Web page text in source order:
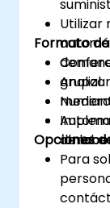
Utilizar
Formato
grupal.
de
Opciones
Para